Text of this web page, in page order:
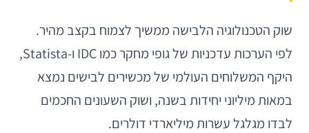
שוק הטכנולוגיה הלבישה ממשיך לצמוח בקצב מהיר.
לפי הערכות עדכניות של גופי מחקר כמו IDC ו-Statista,
היקף המשלוחים העולמי של מכשירים לבישים נמצא
במאות מיליוני יחידות בשנה, ושוק השעונים החכמים
לבדו מגלגל עשרות מיליארדי דולרים.